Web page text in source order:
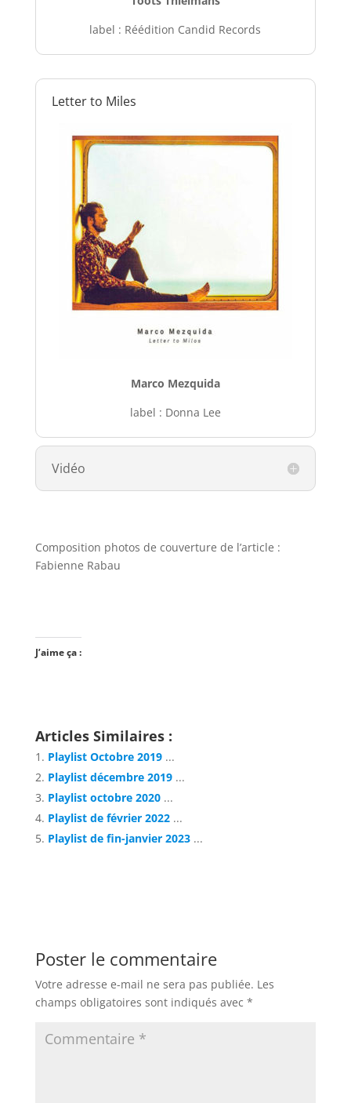
label : Réédition Candid Records
Letter to Miles
Marco Mezquida
label : Donna Lee
Vidéo
Composition photos de couverture de l’article :
Fabienne Rabau
J’aime ça :
Articles Similaires :
Playlist Octobre 2019 ...
Playlist décembre 2019 ...
Playlist octobre 2020 ...
Playlist de février 2022 ...
Playlist de fin-janvier 2023 ...
Poster le commentaire
Votre adresse e-mail ne sera pas publiée. Les
champs obligatoires sont indiqués avec *